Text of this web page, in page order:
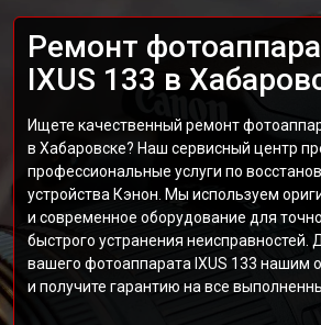
Ремонт
IXUS 133 в
Ищете качественный ремонт
в Хабаровске? Наш сервисный центр
профессиональные услуги по
устройства Кэнон. Мы используем
и современное оборудование для
быстрого устранения неисправностей.
вашего фотоаппарата IXUS 133 нашим
и получите гарантию на все